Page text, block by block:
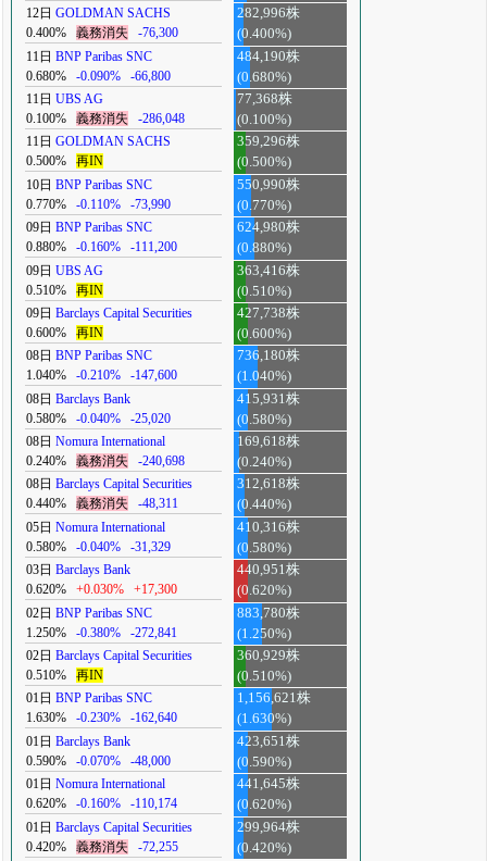
12日 GOLDMAN SACHS
0.400%
義務消失 -76,300
282,996株
(0.400%)
11日 BNP Paribas SNC
0.680%
-0.090% -66,800
484,190株
(0.680%)
11日 UBS AG
0.100%
義務消失 -286,048
77,368株
(0.100%)
11日 GOLDMAN SACHS
0.500%
再IN
359,296株
(0.500%)
10日 BNP Paribas SNC
0.770%
-0.110% -73,990
550,990株
(0.770%)
09日 BNP Paribas SNC
0.880%
-0.160% -111,200
624,980株
(0.880%)
09日 UBS AG
0.510%
再IN
363,416株
(0.510%)
09日 Barclays Capital Securities
0.600%
再IN
427,738株
(0.600%)
08日 BNP Paribas SNC
1.040%
-0.210% -147,600
736,180株
(1.040%)
08日 Barclays Bank
0.580%
-0.040% -25,020
415,931株
(0.580%)
08日 Nomura International
0.240%
義務消失 -240,698
169,618株
(0.240%)
08日 Barclays Capital Securities
0.440%
義務消失 -48,311
312,618株
(0.440%)
05日 Nomura International
0.580%
-0.040% -31,329
410,316株
(0.580%)
03日 Barclays Bank
0.620%
+0.030% +17,300
440,951株
(0.620%)
02日 BNP Paribas SNC
1.250%
-0.380% -272,841
883,780株
(1.250%)
02日 Barclays Capital Securities
0.510%
再IN
360,929株
(0.510%)
01日 BNP Paribas SNC
1.630%
-0.230% -162,640
1,156,621株
(1.630%)
01日 Barclays Bank
0.590%
-0.070% -48,000
423,651株
(0.590%)
01日 Nomura International
0.620%
-0.160% -110,174
441,645株
(0.620%)
01日 Barclays Capital Securities
0.420%
義務消失 -72,255
299,964株
(0.420%)